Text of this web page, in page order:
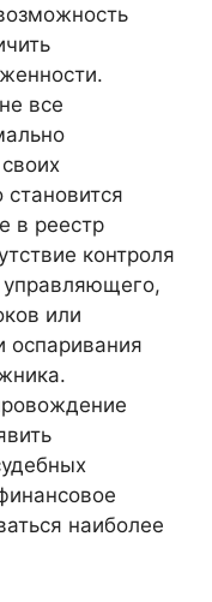
все
в реестр
контроля
управляющего,
или
оспаривания
наиболее